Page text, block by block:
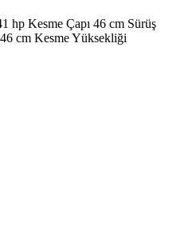
hp Kesme Çapı 46 cm Sürüş
cm Kesme Yüksekliği